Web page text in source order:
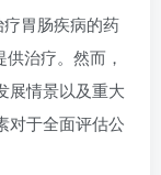
胃肠疾病的药
治疗。然而，
展情景以及重大
对于全面评估公